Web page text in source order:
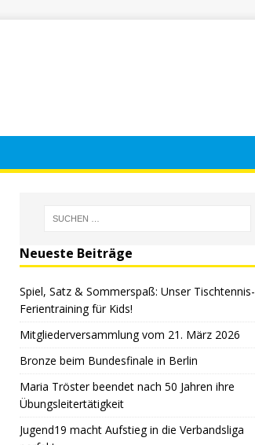
Neueste Beiträge
Spiel, Satz & Sommerspaß: Unser Tischtennis-
Ferientraining für Kids!
Mitgliederversammlung vom 21. März 2026
Bronze beim Bundesfinale in Berlin
Maria Tröster beendet nach 50 Jahren ihre
Übungsleitertätigkeit
Jugend19 macht Aufstieg in die Verbandsliga